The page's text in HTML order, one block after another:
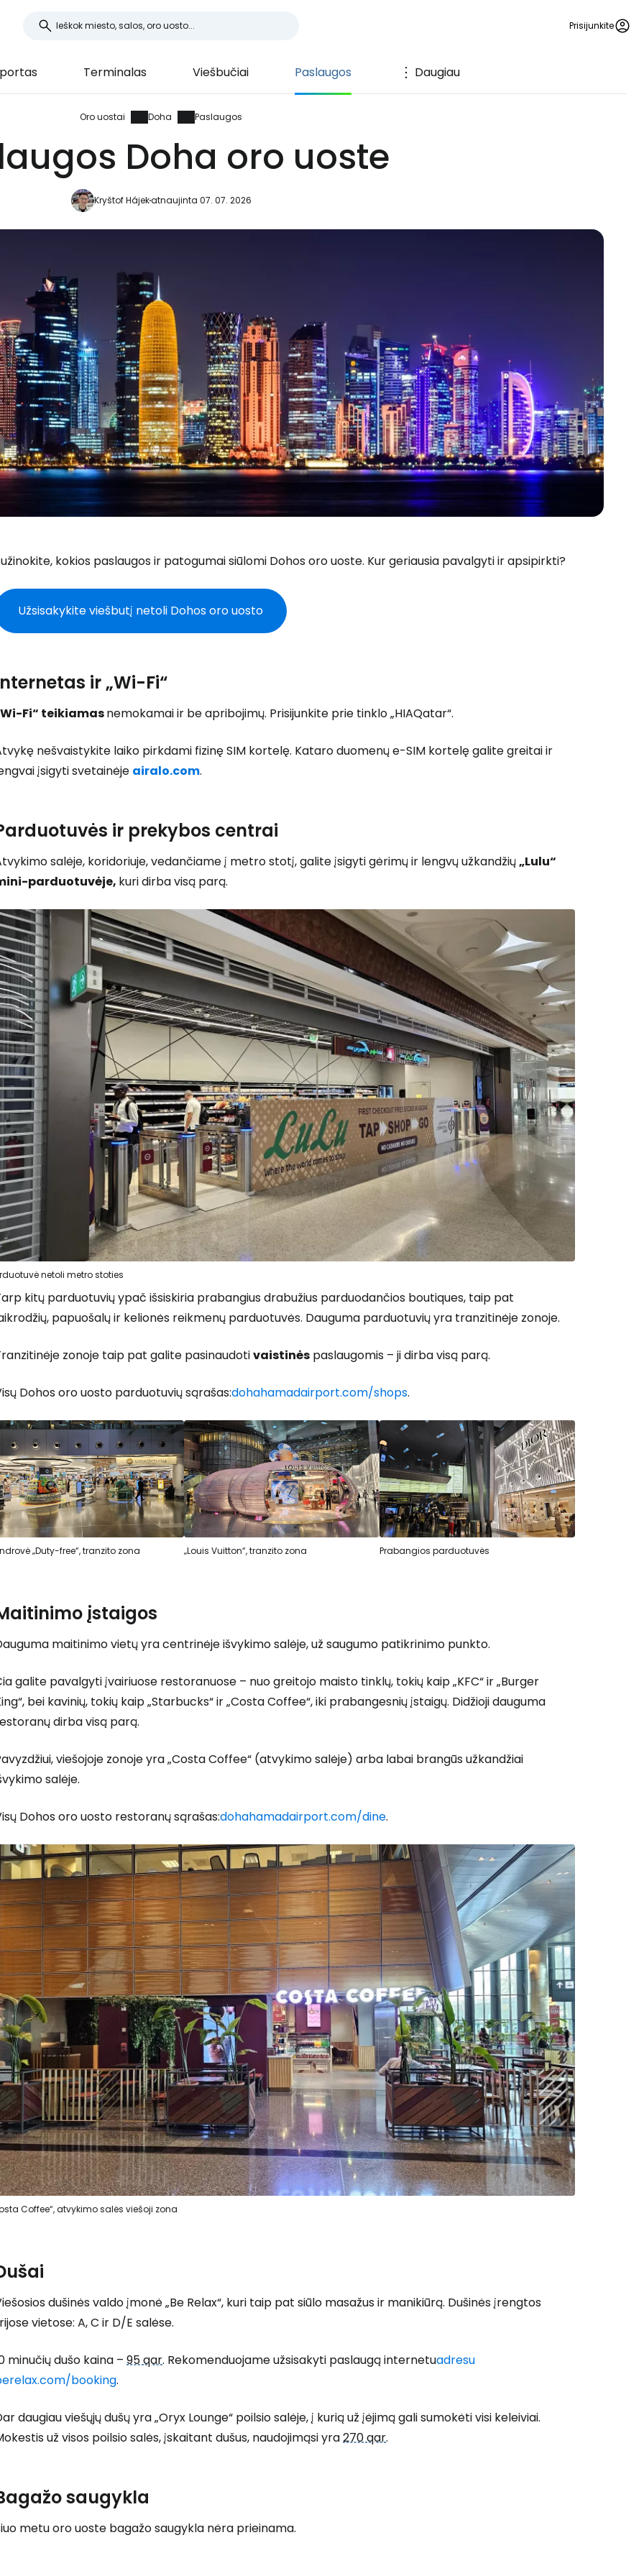
Prisijunkite
Terminalas Viešbučiai Paslaugos Daugiau
Oro uostai Doha Paslaugos
Doha oro uoste
Kryštof Hájekatnaujinta 07. 07. 2026
kokios paslaugos ir patogumai siūlomi Dohos oro uoste. Kur geriausia pavalgyti ir apsipirkti?
Užsisakykite viešbutį netoli Dohos oro uosto
ir „Wi-Fi“
Fi“ teikiamasnemokamai ir be apribojimų. Prisijunkite prie tinklo „HIAQatar“.
nešvaistykite laiko pirkdami fizinę SIM kortelę. Kataro duomenų e-SIM kortelę galite greitai ir
įsigyti svetainėje airalo.com.
ir prekybos centrai
salėje, koridoriuje, vedančiame į metro stotį, galite įsigyti gėrimų ir lengvų užkandžių„Lulu“
parduotuvėje, kuri dirba visą parą.
netoli metro stoties
kitų parduotuvių ypač išsiskiria prabangius drabužius parduodančios boutiques, taip pat
papuošalų ir kelionės reikmenų parduotuvės. Dauguma parduotuvių yra tranzitinėje zonoje.
zonoje taip pat galite pasinaudotivaistinės paslaugomis – ji dirba visą parą.
Dohos oro uosto parduotuvių sąrašas:dohahamadairport.com/shops.
„Duty-free“, tranzito zona „Louis Vuitton“, tranzito zona Prabangios parduotuvės
įstaigos
maitinimo vietų yra centrinėje išvykimo salėje, už saugumo patikrinimo punkto.
galite pavalgyti įvairiuose restoranuose – nuo greitojo maisto tinklų, tokių kaip „KFC“ ir „Burger
bei kavinių, tokių kaip „Starbucks“ ir „Costa Coffee“, iki prabangesnių įstaigų. Didžioji dauguma
dirba visą parą.
viešojoje zonoje yra „Costa Coffee“ (atvykimo salėje) arba labai brangūs užkandžiai
salėje.
Dohos oro uosto restoranų sąrašas:dohahamadairport.com/dine.
Coffee“, atvykimo salės viešoji zona
dušinės valdo įmonė „Be Relax“, kuri taip pat siūlo masažus ir manikiūrą. Dušinės įrengtos
vietose: A, C ir D/E salėse.
minučių dušo kaina – 95 qar. Rekomenduojame užsisakyti paslaugą internetuadresu
booking.
daugiau viešųjų dušų yra „Oryx Lounge“ poilsio salėje, į kurią už įėjimą gali sumokėti visi keleiviai.
už visos poilsio salės, įskaitant dušus, naudojimąsi yra270 qar.
saugykla
metu oro uoste bagažo saugykla nėra prieinama.
Prisijunkite prie Cestee
... pasaulinė kelionių bendruomenė
Tęsti su Google
Tęsti su Facebook
Tęsti el. paštu